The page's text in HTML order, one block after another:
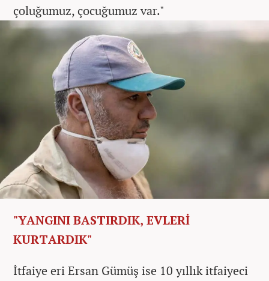
çoluğumuz, çocuğumuz var."
"YANGINI BASTIRDIK, EVLERİ
KURTARDIK"
İtfaiye eri Ersan Gümüş ise 10 yıllık itfaiyeci